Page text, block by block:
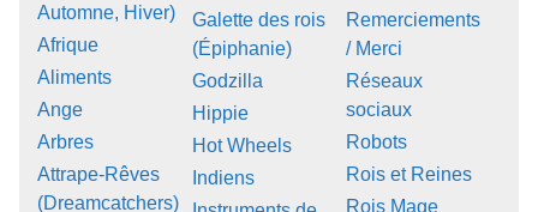
Automne, Hiver)
Afrique
Aliments
Ange
Arbres
Attrape-Rêves
(Dreamcatchers)
Galette des rois
(Épiphanie)
Godzilla
Hippie
Hot Wheels
Indiens
Remerciements
/ Merci
Réseaux
sociaux
Robots
Rois et Reines
Rois Mage